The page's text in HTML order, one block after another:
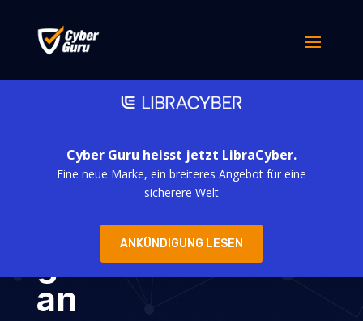
Cyber Guru heisst jetzt LibraCyber.
Eine neue Marke, ein breiteres Angebot für eine
sicherere Welt
ANKÜNDIGUNG LESEN
Malware namens
„Voldemort“
greift Frankreich
an